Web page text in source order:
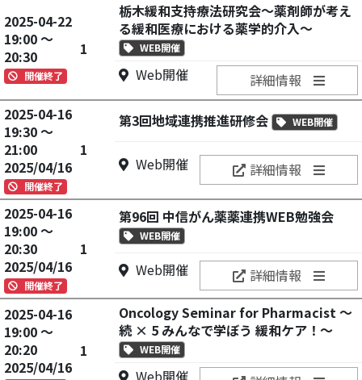
2025-04-22
19:00 ～
20:30
開催終了
1
栃木緩和支持療法研究会〜薬剤師が考え
る緩和医療における薬学的介入〜
WEB開催
Web開催
詳細情報
2025-04-16
19:30 ～
21:00
2025/04/16
開催終了
1
第3回地域連携推進研修会 WEB開催
Web開催 詳細情報
2025-04-16
19:00 ～
20:30
2025/04/16
開催終了
1
第96回 中信がん薬薬連携WEB勉強会
WEB開催
Web開催
詳細情報
2025-04-16
19:00 ～
20:20
2025/04/16
1
Oncology Seminar for Pharmacist ～
続 × 5 みんなで学ぼう 緩和ケア！～
WEB開催
Web開催